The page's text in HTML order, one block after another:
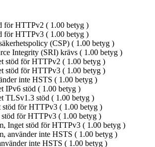
för HTTPv2 ( 1.00 betyg )
för HTTPv3 ( 1.00 betyg )
(CSP) ( 1.00 betyg )
Integrity (SRI) krävs ( 1.00 betyg )
stöd för HTTPv2 ( 1.00 betyg )
stöd för HTTPv3 ( 1.00 betyg )
inte HSTS ( 1.00 betyg )
IPv6 stöd ( 1.00 betyg )
TLSv1.3 stöd ( 1.00 betyg )
stöd för HTTPv3 ( 1.00 betyg )
för HTTPv3 ( 1.00 betyg )
Inget stöd för HTTPv3 ( 1.00 betyg )
använder inte HSTS ( 1.00 betyg )
inte HSTS ( 1.00 betyg )